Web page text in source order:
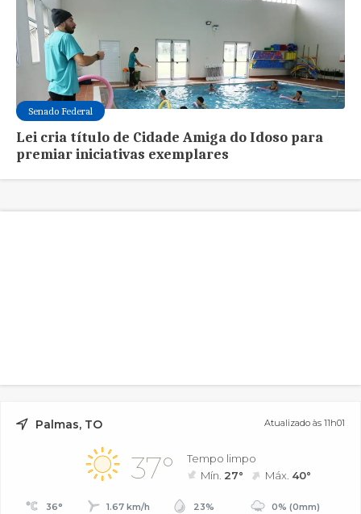
Senado Federal
Lei cria título de Cidade Amiga do Idoso para
premiar iniciativas exemplares
Palmas, TO Atualizado às 11h01
37°
Tempo limpo
Mín. 27° Máx. 40°
36° 1.67 km/h 23% 0% (0mm)